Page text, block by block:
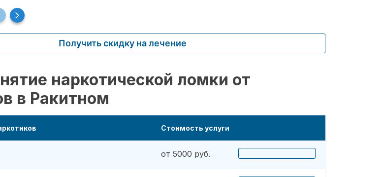
Получить скидку на лечение
наркотической ломки от
в Ракитном
Стоимость услуги
от 5000 руб.